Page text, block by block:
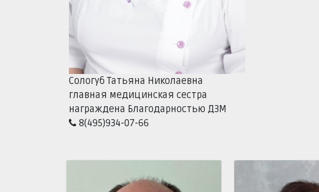
Сологуб Татьяна Николаевна
главная медицинская сестра
награждена Благодарностью ДЗМ
8(495)934-07-66